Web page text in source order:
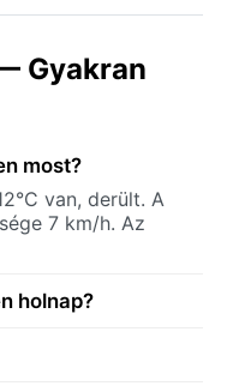
Gyakran
most?
van, derült. A
7 km/h. Az
holnap?